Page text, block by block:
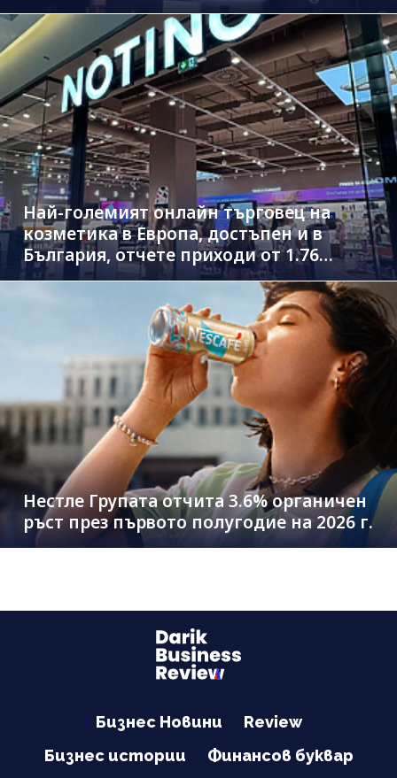
Най-големият онлайн търговец на
козметика в Европа, достъпен и в
България, отчете приходи от 1.76
млрд. евро
Нестле Групата отчита 3.6% органичен
ръст през първото полугодие на 2026 г.
Бизнес Новини
Review
Бизнес истории
Финансов буквар